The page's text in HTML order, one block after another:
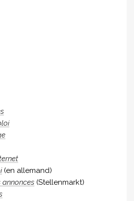
(en allemand)
(Stellenmarkt)